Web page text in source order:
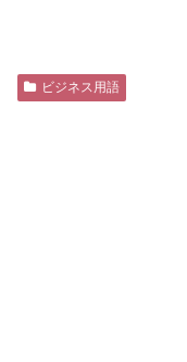
ビジネス用語